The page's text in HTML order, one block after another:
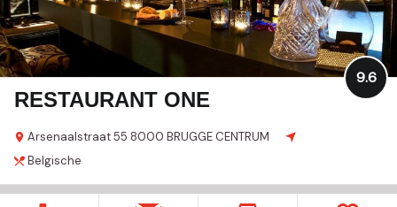
RESTAURANT ONE
Arsenaalstraat 55 8000 BRUGGE CENTRUM
9.6
Belgische